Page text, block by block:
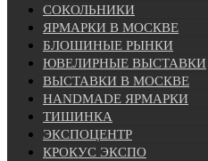
СОКОЛЬНИКИ
ЯРМАРКИ В МОСКВЕ
БЛОШИНЫЕ РЫНКИ
ЮВЕЛИРНЫЕ ВЫСТАВКИ
ВЫСТАВКИ В МОСКВЕ
HANDMADE ЯРМАРКИ
ТИШИНКА
ЭКСПОЦЕНТР
КРОКУС ЭКСПО